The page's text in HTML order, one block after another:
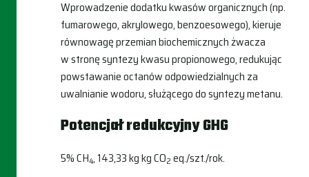
Wprowadzenie dodatku kwasów organicznych (np.
fumarowego, akrylowego, benzoesowego), kieruje
równowagę przemian biochemicznych żwacza
w stronę syntezy kwasu propionowego, redukując
powstawanie octanów odpowiedzialnych za
uwalnianie wodoru, służącego do syntezy metanu.
Potencjał redukcyjny GHG
5% CH4, 143,33 kg kg CO2 eq./szt./rok.